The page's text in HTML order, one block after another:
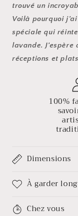
trouvé un
Voilà pourquoi
spéciale qui
lavande. J'espère
réceptions et
100%
Dimensions
À garder
Chez vous